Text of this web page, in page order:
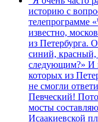
историю с
телепрограмме
известно,
из Петербурга.
синий, красный,
следующим?» И
которых из
не смогли
Певческий!
мосты
Исаакиевской